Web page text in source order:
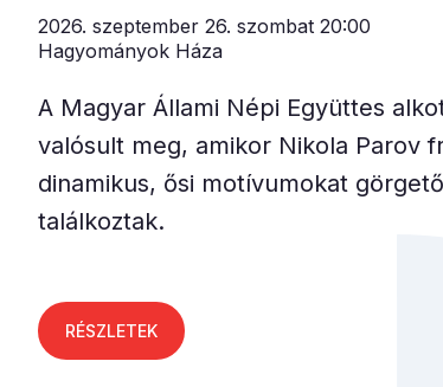
A Magyar Állami Népi Együttes
valósult meg, amikor Nikola Parov
dinamikus, ősi motívumokat
találkoztak.
2026. szeptember 26. szombat 20:00
Hagyományok Háza
RÉSZLETEK